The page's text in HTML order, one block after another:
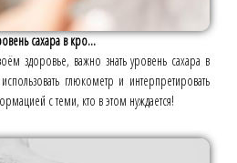
сахара в кро...
здоровье, важно знать уровень сахара в
глюкометр и интерпретировать
с теми, кто в этом нуждается!